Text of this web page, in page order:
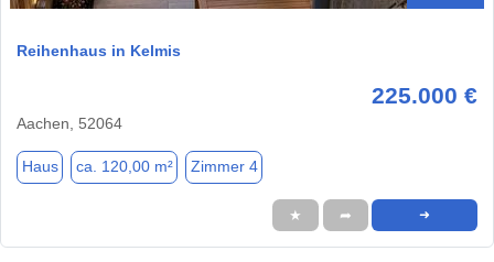
Reihenhaus in Kelmis
225.000 €
Aachen, 52064
Haus ca. 120,00 m² Zimmer 4
★ ➦ ➜